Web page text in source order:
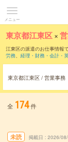
メニュー
東京都江東区 ×
江東区の派遣のお仕事情報
労務、 経理・財務・会計・
東京都江東区 / 営業事務
全 174件
未読 掲載日 2026/